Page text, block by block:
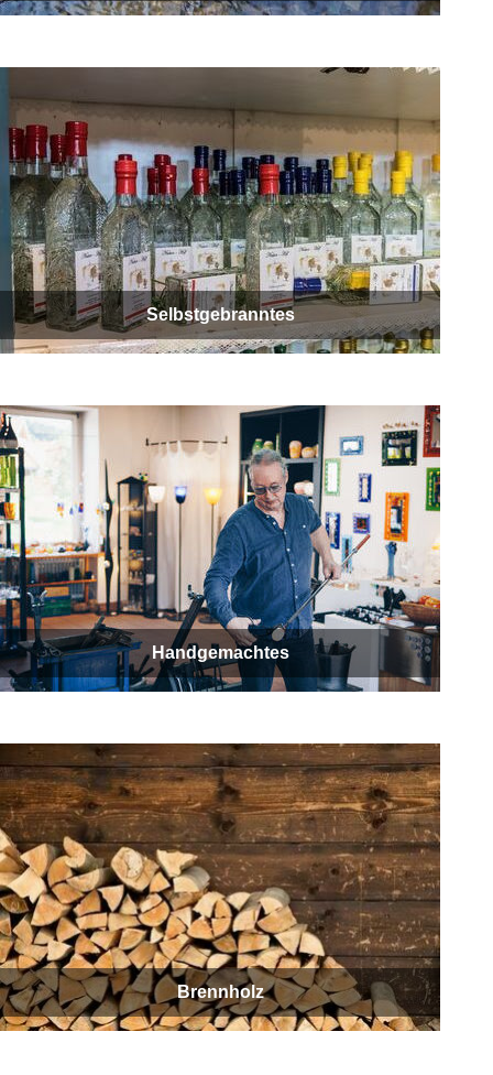
Selbstgebranntes
Handgemachtes
Brennholz